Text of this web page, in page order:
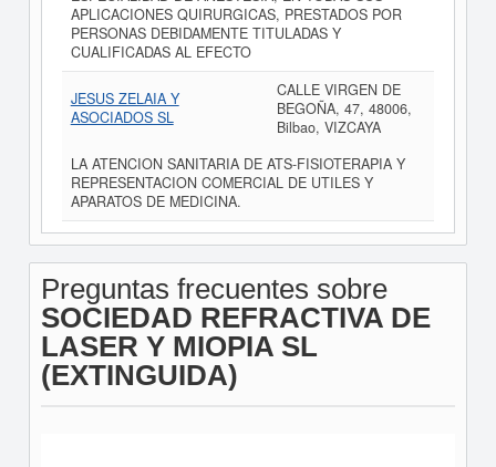
APLICACIONES QUIRURGICAS, PRESTADOS POR
PERSONAS DEBIDAMENTE TITULADAS Y
CUALIFICADAS AL EFECTO
JESUS ZELAIA Y
ASOCIADOS SL
CALLE VIRGEN DE
BEGOÑA, 47, 48006,
Bilbao, VIZCAYA
LA ATENCION SANITARIA DE ATS-FISIOTERAPIA Y
REPRESENTACION COMERCIAL DE UTILES Y
APARATOS DE MEDICINA.
Preguntas frecuentes sobre
SOCIEDAD REFRACTIVA DE
LASER Y MIOPIA SL
(EXTINGUIDA)